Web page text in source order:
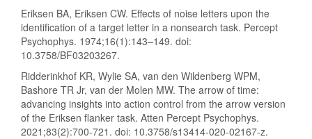
Eriksen BA, Eriksen CW. Effects of noise letters upon the
identification of a target letter in a nonsearch task. Percept
Psychophys. 1974;16(1):143–149. doi:
10.3758/BF03203267.
Ridderinkhof KR, Wylie SA, van den Wildenberg WPM,
Bashore TR Jr, van der Molen MW. The arrow of time:
advancing insights into action control from the arrow version
of the Eriksen flanker task. Atten Percept Psychophys.
2021;83(2):700-721. doi: 10.3758/s13414-020-02167-z.